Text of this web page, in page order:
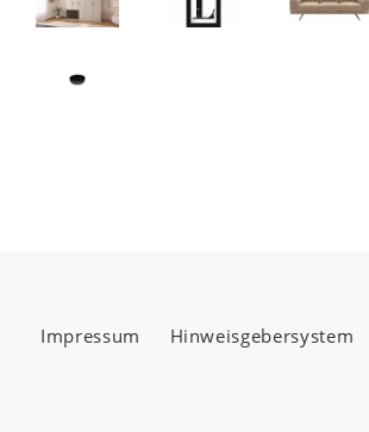
Impressum Hinweisgebersystem